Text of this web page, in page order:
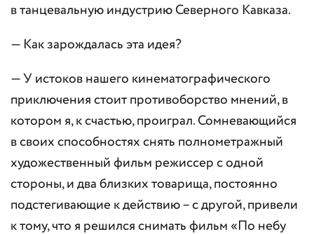
в танцевальную индустрию Северного Кавказа.
— Как зарождалась эта идея?
— У истоков нашего кинематографического
приключения стоит противоборство мнений, в
котором я, к счастью, проиграл. Сомневающийся
в своих способностях снять полнометражный
художественный фильм режиссер с одной
стороны, и два близких товарища, постоянно
подстегивающие к действию – с другой, привели
к тому, что я решился снимать фильм «По небу